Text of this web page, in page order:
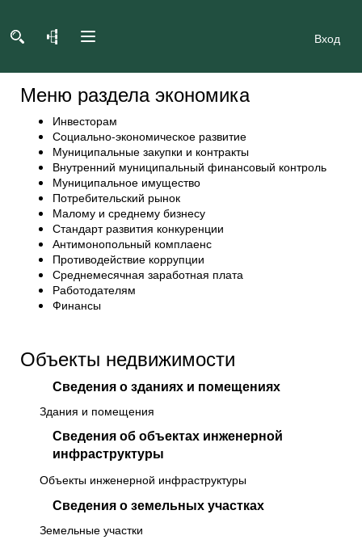
Вход
Меню раздела экономика
Инвесторам
Социально-экономическое развитие
Муниципальные закупки и контракты
Внутренний муниципальный финансовый контроль
Муниципальное имущество
Потребительский рынок
Малому и среднему бизнесу
Стандарт развития конкуренции
Антимонопольный комплаенс
Противодействие коррупции
Среднемесячная заработная плата
Работодателям
Финансы
Объекты недвижимости
Сведения о зданиях и помещениях
Здания и помещения
Сведения об объектах инженерной
инфраструктуры
Объекты инженерной инфраструктуры
Сведения о земельных участках
Земельные участки